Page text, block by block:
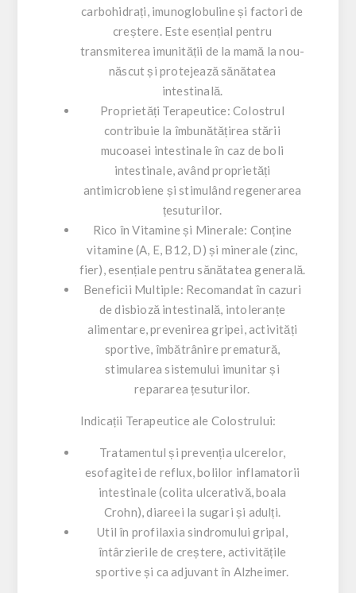
carbohidrați, imunoglobuline și factori de
creștere. Este esențial pentru
transmiterea imunității de la mamă la nou-
născut și protejează sănătatea
intestinală.
Proprietăți Terapeutice: Colostrul
contribuie la îmbunătățirea stării
mucoasei intestinale în caz de boli
intestinale, având proprietăți
antimicrobiene și stimulând regenerarea
țesuturilor.
Rico în Vitamine și Minerale: Conține
vitamine (A, E, B12, D) și minerale (zinc,
fier), esențiale pentru sănătatea generală.
Beneficii Multiple: Recomandat în cazuri
de disbioză intestinală, intoleranțe
alimentare, prevenirea gripei, activități
sportive, îmbătrânire prematură,
stimularea sistemului imunitar și
repararea țesuturilor.
Indicații Terapeutice ale Colostrului:
Tratamentul și prevenția ulcerelor,
esofagitei de reflux, bolilor inflamatorii
intestinale (colita ulcerativă, boala
Crohn), diareei la sugari și adulți.
Util în profilaxia sindromului gripal,
întârzierile de creștere, activitățile
sportive și ca adjuvant în Alzheimer.